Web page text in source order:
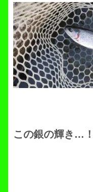
この銀の輝き…